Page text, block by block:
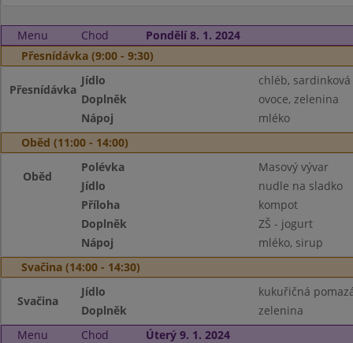
Menu Chod
Pondělí 8. 1. 2024
Přesnídávka (9:00 - 9:30)
Přesnídávka
Jídlo
chléb,
Doplněk
ovoce, zelenina
Nápoj
mléko
Oběd (11:00 - 14:00)
Oběd
Polévka
Masový vývar
Jídlo
nudle na sladko
Příloha
kompot
Doplněk
ZŠ - jogurt
Nápoj
mléko, sirup
Svačina (14:00 - 14:30)
Svačina
Jídlo
kukuřičná
Doplněk
zelenina
Menu
Chod
Úterý 9. 1. 2024